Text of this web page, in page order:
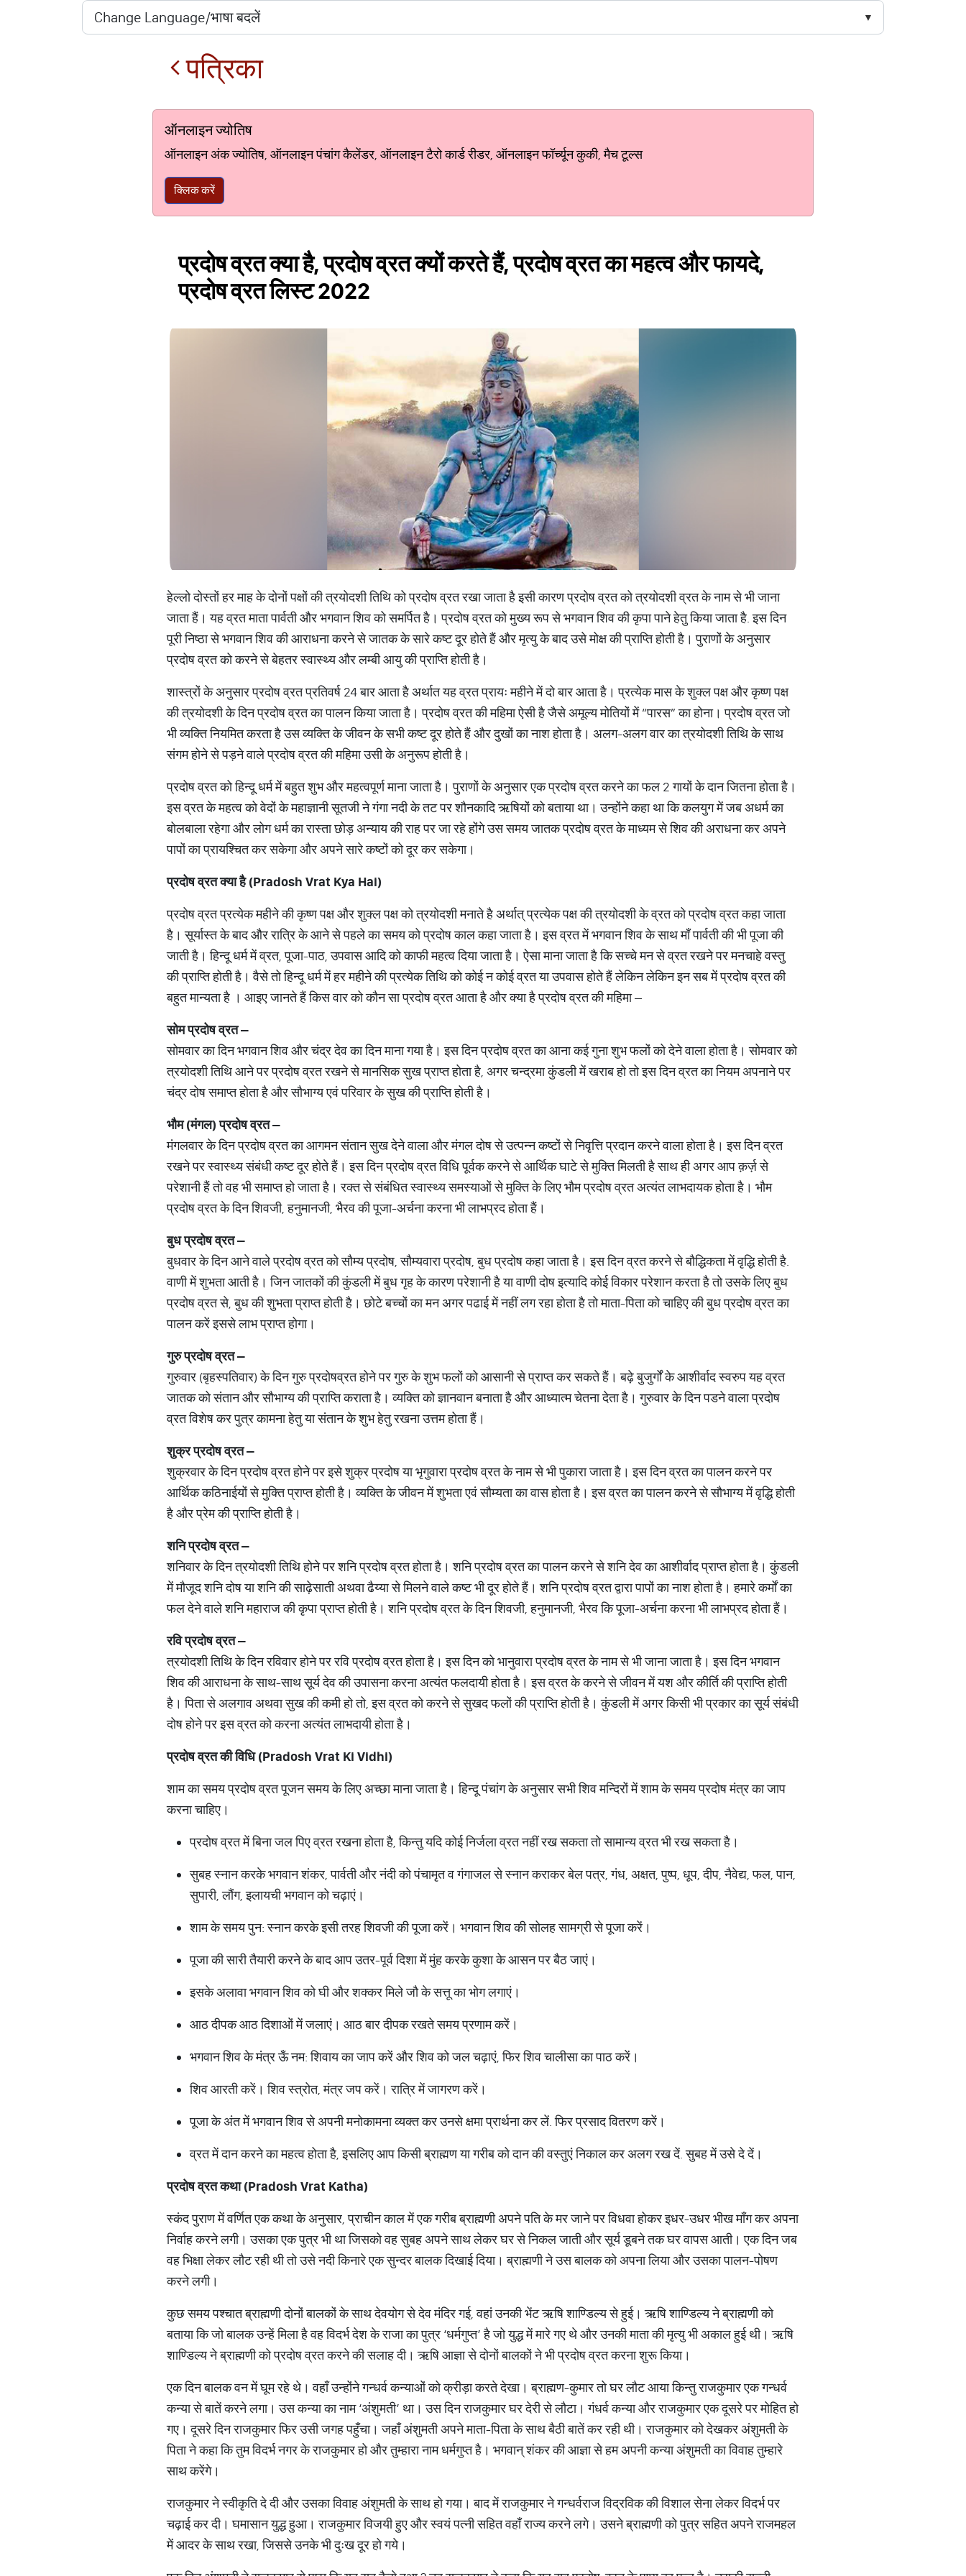
पत्रिका
ऑनलाइन ज्योतिष
ऑनलाइन अंक ज्योतिष, ऑनलाइन पंचांग कैलेंडर, ऑनलाइन टैरो कार्ड रीडर, ऑनलाइन फॉर्च्यून कुकी, मैच टूल्स
क्लिक करें
प्रदोष व्रत क्या है, प्रदोष व्रत क्यों करते हैं, प्रदोष व्रत का महत्व और फायदे,
प्रदोष व्रत लिस्ट 2022
हेल्लो दोस्तों हर माह के दोनों पक्षों की त्रयोदशी तिथि को प्रदोष व्रत रखा जाता है इसी कारण प्रदोष व्रत को त्रयोदशी व्रत के नाम से भी जाना
जाता हैं। यह व्रत माता पार्वती और भगवान शिव को समर्पित है। प्रदोष व्रत को मुख्य रूप से भगवान शिव की कृपा पाने हेतु किया जाता है. इस दिन
पूरी निष्ठा से भगवान शिव की आराधना करने से जातक के सारे कष्ट दूर होते हैं और मृत्यु के बाद उसे मोक्ष की प्राप्ति होती है। पुराणों के अनुसार
प्रदोष व्रत को करने से बेहतर स्वास्थ्य और लम्बी आयु की प्राप्ति होती है।
शास्त्रों के अनुसार प्रदोष व्रत प्रतिवर्ष 24 बार आता है अर्थात यह व्रत प्रायः महीने में दो बार आता है। प्रत्येक मास के शुक्ल पक्ष और कृष्ण पक्ष
की त्रयोदशी के दिन प्रदोष व्रत का पालन किया जाता है। प्रदोष व्रत की महिमा ऐसी है जैसे अमूल्य मोतियों में “पारस” का होना। प्रदोष व्रत जो
भी व्यक्ति नियमित करता है उस व्यक्ति के जीवन के सभी कष्ट दूर होते हैं और दुखों का नाश होता है। अलग-अलग वार का त्रयोदशी तिथि के साथ
संगम होने से पड़ने वाले प्रदोष व्रत की महिमा उसी के अनुरूप होती है।
प्रदोष व्रत को हिन्दू धर्म में बहुत शुभ और महत्वपूर्ण माना जाता है। पुराणों के अनुसार एक प्रदोष व्रत करने का फल 2 गायों के दान जितना होता है।
इस व्रत के महत्व को वेदों के महाज्ञानी सूतजी ने गंगा नदी के तट पर शौनकादि ऋषियों को बताया था। उन्होंने कहा था कि कलयुग में जब अधर्म का
बोलबाला रहेगा और लोग धर्म का रास्ता छोड़ अन्याय की राह पर जा रहे होंगे उस समय जातक प्रदोष व्रत के माध्यम से शिव की अराधना कर अपने
पापों का प्रायश्चित कर सकेगा और अपने सारे कष्टों को दूर कर सकेगा।
प्रदोष व्रत क्या है (Pradosh Vrat Kya Hai)
प्रदोष व्रत प्रत्येक महीने की कृष्ण पक्ष और शुक्ल पक्ष को त्रयोदशी मनाते है अर्थात् प्रत्येक पक्ष की त्रयोदशी के व्रत को प्रदोष व्रत कहा जाता
है। सूर्यास्त के बाद और रात्रि के आने से पहले का समय को प्रदोष काल कहा जाता है। इस व्रत में भगवान शिव के साथ माँ पार्वती की भी पूजा की
जाती है। हिन्दू धर्म में व्रत, पूजा-पाठ, उपवास आदि को काफी महत्व दिया जाता है। ऐसा माना जाता है कि सच्चे मन से व्रत रखने पर मनचाहे वस्तु
की प्राप्ति होती है। वैसे तो हिन्दू धर्म में हर महीने की प्रत्येक तिथि को कोई न कोई व्रत या उपवास होते हैं लेकिन लेकिन इन सब में प्रदोष व्रत की
बहुत मान्यता है । आइए जानते हैं किस वार को कौन सा प्रदोष व्रत आता है और क्या है प्रदोष व्रत की महिमा –
सोम प्रदोष व्रत –
सोमवार का दिन भगवान शिव और चंद्र देव का दिन माना गया है। इस दिन प्रदोष व्रत का आना कई गुना शुभ फलों को देने वाला होता है। सोमवार को
त्रयोदशी तिथि आने पर प्रदोष व्रत रखने से मानसिक सुख प्राप्त होता है, अगर चन्द्रमा कुंडली में खराब हो तो इस दिन व्रत का नियम अपनाने पर
चंद्र दोष समाप्त होता है और सौभाग्य एवं परिवार के सुख की प्राप्ति होती है।
भौम (मंगल) प्रदोष व्रत –
मंगलवार के दिन प्रदोष व्रत का आगमन संतान सुख देने वाला और मंगल दोष से उत्पन्न कष्टों से निवृत्ति प्रदान करने वाला होता है। इस दिन व्रत
रखने पर स्वास्थ्य संबंधी कष्ट दूर होते हैं। इस दिन प्रदोष व्रत विधि पूर्वक करने से आर्थिक घाटे से मुक्ति मिलती है साथ ही अगर आप क़र्ज़ से
परेशानी हैं तो वह भी समाप्त हो जाता है। रक्त से संबंधित स्वास्थ्य समस्याओं से मुक्ति के लिए भौम प्रदोष व्रत अत्यंत लाभदायक होता है। भौम
प्रदोष व्रत के दिन शिवजी, हनुमानजी, भैरव की पूजा-अर्चना करना भी लाभप्रद होता हैं।
बुध प्रदोष व्रत –
बुधवार के दिन आने वाले प्रदोष व्रत को सौम्य प्रदोष, सौम्यवारा प्रदोष, बुध प्रदोष कहा जाता है। इस दिन व्रत करने से बौद्धिकता में वृद्धि होती है.
वाणी में शुभता आती है। जिन जातकों की कुंडली में बुध गृह के कारण परेशानी है या वाणी दोष इत्यादि कोई विकार परेशान करता है तो उसके लिए बुध
प्रदोष व्रत से, बुध की शुभता प्राप्त होती है। छोटे बच्चों का मन अगर पढाई में नहीं लग रहा होता है तो माता-पिता को चाहिए की बुध प्रदोष व्रत का
पालन करें इससे लाभ प्राप्त होगा।
गुरु प्रदोष व्रत –
गुरुवार (बृहस्पतिवार) के दिन गुरु प्रदोषव्रत होने पर गुरु के शुभ फलों को आसानी से प्राप्त कर सकते हैं। बढ़े बुजुर्गों के आशीर्वाद स्वरुप यह व्रत
जातक को संतान और सौभाग्य की प्राप्ति कराता है। व्यक्ति को ज्ञानवान बनाता है और आध्यात्म चेतना देता है। गुरुवार के दिन पडने वाला प्रदोष
व्रत विशेष कर पुत्र कामना हेतु या संतान के शुभ हेतु रखना उत्तम होता हैं।
शुक्र प्रदोष व्रत –
शुक्रवार के दिन प्रदोष व्रत होने पर इसे शुक्र प्रदोष या भृगुवारा प्रदोष व्रत के नाम से भी पुकारा जाता है। इस दिन व्रत का पालन करने पर
आर्थिक कठिनाईयों से मुक्ति प्राप्त होती है। व्यक्ति के जीवन में शुभता एवं सौम्यता का वास होता है। इस व्रत का पालन करने से सौभाग्य में वृद्धि होती
है और प्रेम की प्राप्ति होती है।
शनि प्रदोष व्रत –
शनिवार के दिन त्रयोदशी तिथि होने पर शनि प्रदोष व्रत होता है। शनि प्रदोष व्रत का पालन करने से शनि देव का आशीर्वाद प्राप्त होता है। कुंडली
में मौजूद शनि दोष या शनि की साढ़ेसाती अथवा ढैय्या से मिलने वाले कष्ट भी दूर होते हैं। शनि प्रदोष व्रत द्वारा पापों का नाश होता है। हमारे कर्मों का
फल देने वाले शनि महाराज की कृपा प्राप्त होती है। शनि प्रदोष व्रत के दिन शिवजी, हनुमानजी, भैरव कि पूजा-अर्चना करना भी लाभप्रद होता हैं।
रवि प्रदोष व्रत –
त्रयोदशी तिथि के दिन रविवार होने पर रवि प्रदोष व्रत होता है। इस दिन को भानुवारा प्रदोष व्रत के नाम से भी जाना जाता है। इस दिन भगवान
शिव की आराधना के साथ-साथ सूर्य देव की उपासना करना अत्यंत फलदायी होता है। इस व्रत के करने से जीवन में यश और कीर्ति की प्राप्ति होती
है। पिता से अलगाव अथवा सुख की कमी हो तो, इस व्रत को करने से सुखद फलों की प्राप्ति होती है। कुंडली में अगर किसी भी प्रकार का सूर्य संबंधी
दोष होने पर इस व्रत को करना अत्यंत लाभदायी होता है।
प्रदोष व्रत की विधि (Pradosh Vrat Ki Vidhi)
शाम का समय प्रदोष व्रत पूजन समय के लिए अच्छा माना जाता है। हिन्दू पंचांग के अनुसार सभी शिव मन्दिरों में शाम के समय प्रदोष मंत्र का जाप
करना चाहिए।
प्रदोष व्रत में बिना जल पिए व्रत रखना होता है, किन्तु यदि कोई निर्जला व्रत नहीं रख सकता तो सामान्य व्रत भी रख सकता है।
सुबह स्नान करके भगवान शंकर, पार्वती और नंदी को पंचामृत व गंगाजल से स्नान कराकर बेल पत्र, गंध, अक्षत, पुष्प, धूप, दीप, नैवेद्य, फल, पान,
सुपारी, लौंग, इलायची भगवान को चढ़ाएं।
शाम के समय पुन: स्नान करके इसी तरह शिवजी की पूजा करें। भगवान शिव की सोलह सामग्री से पूजा करें।
पूजा की सारी तैयारी करने के बाद आप उतर-पूर्व दिशा में मुंह करके कुशा के आसन पर बैठ जाएं।
इसके अलावा भगवान शिव को घी और शक्कर मिले जौ के सत्तू का भोग लगाएं।
आठ दीपक आठ दिशाओं में जलाएं। आठ बार दीपक रखते समय प्रणाम करें।
भगवान शिव के मंत्र ऊँ नम: शिवाय का जाप करें और शिव को जल चढ़ाएं, फिर शिव चालीसा का पाठ करें।
शिव आरती करें। शिव स्त्रोत, मंत्र जप करें। रात्रि में जागरण करें।
पूजा के अंत में भगवान शिव से अपनी मनोकामना व्यक्त कर उनसे क्षमा प्रार्थना कर लें. फिर प्रसाद वितरण करें।
व्रत में दान करने का महत्व होता है, इसलिए आप किसी ब्राह्मण या गरीब को दान की वस्तुएं निकाल कर अलग रख दें. सुबह में उसे दे दें।
प्रदोष व्रत कथा (Pradosh Vrat Katha)
स्कंद पुराण में वर्णित एक कथा के अनुसार, प्राचीन काल में एक गरीब ब्राह्मणी अपने पति के मर जाने पर विधवा होकर इधर-उधर भीख माँग कर अपना
निर्वाह करने लगी। उसका एक पुत्र भी था जिसको वह सुबह अपने साथ लेकर घर से निकल जाती और सूर्य डूबने तक घर वापस आती। एक दिन जब
वह भिक्षा लेकर लौट रही थी तो उसे नदी किनारे एक सुन्दर बालक दिखाई दिया। ब्राह्मणी ने उस बालक को अपना लिया और उसका पालन-पोषण
करने लगी।
कुछ समय पश्चात ब्राह्मणी दोनों बालकों के साथ देवयोग से देव मंदिर गई, वहां उनकी भेंट ऋषि शाण्डिल्य से हुई। ऋषि शाण्डिल्य ने ब्राह्मणी को
बताया कि जो बालक उन्हें मिला है वह विदर्भ देश के राजा का पुत्र ‘धर्मगुप्त’ है जो युद्ध में मारे गए थे और उनकी माता की मृत्यु भी अकाल हुई थी। ऋषि
शाण्डिल्य ने ब्राह्मणी को प्रदोष व्रत करने की सलाह दी। ऋषि आज्ञा से दोनों बालकों ने भी प्रदोष व्रत करना शुरू किया।
एक दिन बालक वन में घूम रहे थे। वहाँ उन्होंने गन्धर्व कन्याओं को क्रीड़ा करते देखा। ब्राह्मण-कुमार तो घर लौट आया किन्तु राजकुमार एक गन्धर्व
कन्या से बातें करने लगा। उस कन्या का नाम ‘अंशुमती’ था। उस दिन राजकुमार घर देरी से लौटा। गंधर्व कन्या और राजकुमार एक दूसरे पर मोहित हो
गए। दूसरे दिन राजकुमार फिर उसी जगह पहुँचा। जहाँ अंशुमती अपने माता-पिता के साथ बैठी बातें कर रही थी। राजकुमार को देखकर अंशुमती के
पिता ने कहा कि तुम विदर्भ नगर के राजकुमार हो और तुम्हारा नाम धर्मगुप्त है। भगवान् शंकर की आज्ञा से हम अपनी कन्या अंशुमती का विवाह तुम्हारे
साथ करेंगे।
राजकुमार ने स्वीकृति दे दी और उसका विवाह अंशुमती के साथ हो गया। बाद में राजकुमार ने गन्धर्वराज विद्रविक की विशाल सेना लेकर विदर्भ पर
चढ़ाई कर दी। घमासान युद्ध हुआ। राजकुमार विजयी हुए और स्वयं पत्नी सहित वहाँ राज्य करने लगे। उसने ब्राह्मणी को पुत्र सहित अपने राजमहल
में आदर के साथ रखा, जिससे उनके भी दुःख दूर हो गये।